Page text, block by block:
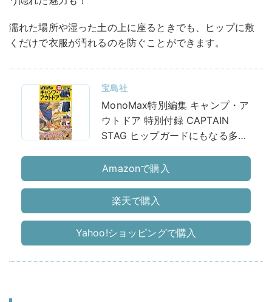
濡れた場所や湿った土の上に座るときでも、ヒップに敷
くだけで衣服が汚れるのを防ぐことができます。
宝島社
MonoMax特別編集 キャンプ・ア
ウトドア 特別付録 CAPTAIN
STAG ヒップガードにもなる多機
Amazonで購入
楽天で購入
Yahoo!ショッピングで購入